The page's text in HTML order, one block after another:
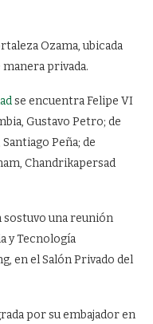
Ozama, ubicada
privada.
se encuentra Felipe VI
Gustavo Petro; de
Peña; de
Chandrikapersad
una reunión
y Tecnología
en el Salón Privado del
por su embajador en